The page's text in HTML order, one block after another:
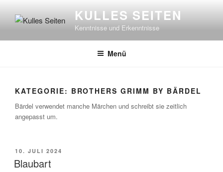
Inhalt
KULLES SEITEN
Kenntnisse und Erkenntnisse
Menü
KATEGORIE: BROTHERS GRIMM BY BÄRDEL
Bärdel verwendet manche Märchen und schreibt sie zeitlich
angepasst um.
VERÖFFENTLICHT
AM
10. JULI 2024
Blaubart